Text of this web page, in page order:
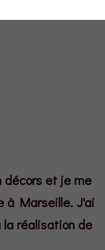
décors et je me
à Marseille. J'ai
réalisation de